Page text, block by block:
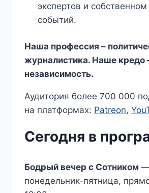
экспертов и
событий.
Наша профессия –
журналистика. Наше кредо
независимость.
Аудитория более 700 000
на платформах: Patreon,
Сегодня в
Бодрый вечер с Сотником
понедельник-пятница,